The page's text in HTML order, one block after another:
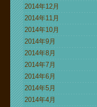
2014年12月
2014年11月
2014年10月
2014年9月
2014年8月
2014年7月
2014年6月
2014年5月
2014年4月